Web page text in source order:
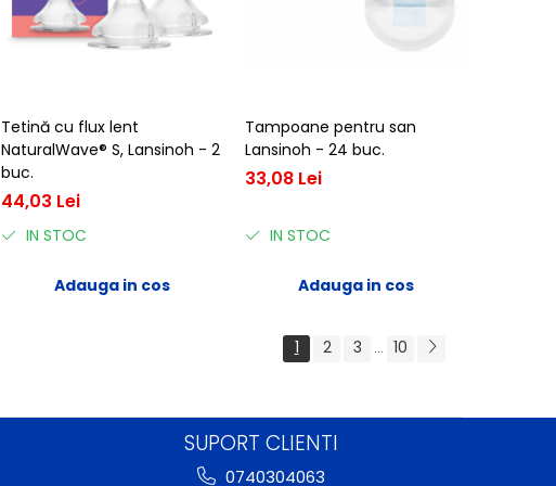
Tetină cu flux lent
NaturalWave® S, Lansinoh - 2
buc.
44,03 Lei
IN STOC
Adauga in cos
Tampoane pentru san
Lansinoh - 24 buc.
33,08 Lei
IN STOC
Adauga in cos
1 2 3 ... 10
SUPORT CLIENTI
0740304063